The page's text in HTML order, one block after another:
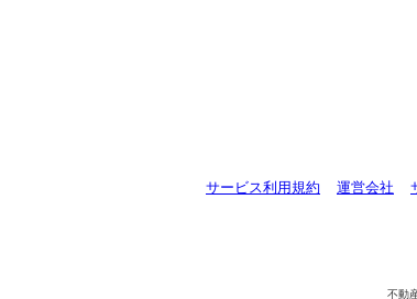
サービス利用規約 運営会社
不動